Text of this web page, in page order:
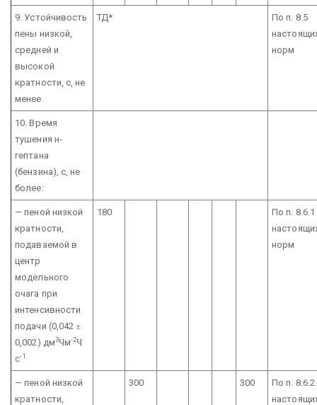
9. Устойчивость
пены низкой,
средней и
высокой
кратности, с, не
менее
ТД*
По п. 8.5
норм
10. Время
тушения н-
гептана
(бензина), с, не
более:
— пеной низкой
кратности,
подаваемой в
центр
модельного
очага при
интенсивности
подачи (0,042±
0,002) дм3Чм-2Ч
с-1
180
По п. 8.6.1
норм
— пеной низкой
кратности,
300 300
По п. 8.6.2